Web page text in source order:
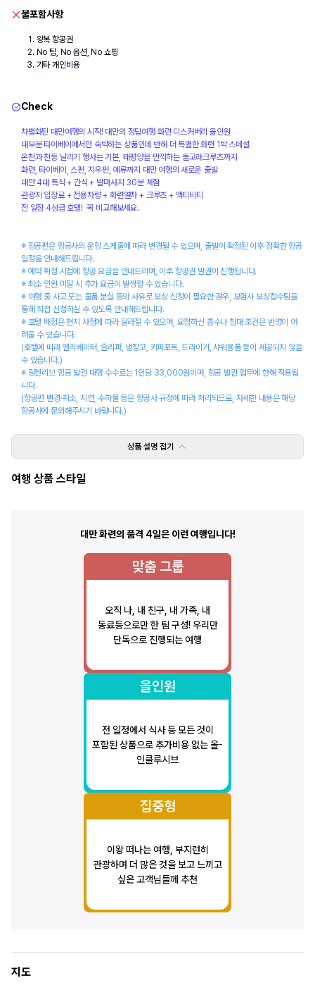
불포함사항
왕복 항공권
No 팁, No 옵션, No 쇼핑
기타 개인비용
Check
차별화된 대만여행의 시작! 대만의 정답여행 화련 디스커버리 올인원
대부분 타이베이에서만 숙박하는 상품인데 반해 더 특별한 화련 1박 스페셜
온천과 천등 날리기 행사는 기본, 태평양을 만끽하는 돌고래크루즈까지
화련, 타이베이, 스펀, 지우펀, 예류까지 대만 여행의 새로운 출발
대만 4대 특식 + 간식 + 발마사지 30분 체험
관광지 입장료 + 전용차량 + 화련열차 + 크루즈 + 액티비티
전 일정 4성급 호텔!  꼭 비교해보세요.
※ 항공편은 항공사의 운항 스케줄에 따라 변경될 수 있으며, 출발이 확정된 이후 정확한 항공
일정을 안내해드립니다.
※ 예약 확정 시점에 항공 요금을 안내드리며, 이후 항공권 발권이 진행됩니다.
※ 최소 인원 미달 시 추가 요금이 발생할 수 있습니다.
※ 여행 중 사고 또는 물품 분실 등의 사유로 보상 신청이 필요한 경우, 보험사 보상접수팀을
통해 직접 신청하실 수 있도록 안내해드립니다.
※ 호텔 배정은 현지 사정에 따라 달라질 수 있으며, 요청하신 층수나 침대 조건은 반영이 어
려울 수 있습니다.
(호텔에 따라 엘리베이터, 슬리퍼, 냉장고, 커피포트, 드라이기, 샤워용품 등이 제공되지 않을
수 있습니다.)
※ 링켄리브 항공 발권 대행 수수료는 1인당 33,000원이며, 항공 발권 업무에 한해 적용됩
니다.
(항공편 변경·취소, 지연, 수하물 등은 항공사 규정에 따라 처리되므로, 자세한 내용은 해당
항공사에 문의해주시기 바랍니다.)
상품 설명 접기
여행 상품 스타일
대만 화련의 품격 4일은 이런 여행입니다!
맞춤 그룹
오직 나, 내 친구, 내 가족, 내
동료등으로만 한 팀 구성! 우리만
단독으로 진행되는 여행
올인원
전 일정에서 식사 등 모든 것이
포함된 상품으로 추가비용 없는 올-
인클루시브
집중형
이왕 떠나는 여행, 부지런히
관광하며 더 많은 것을 보고 느끼고
싶은 고객님들께 추천
지도